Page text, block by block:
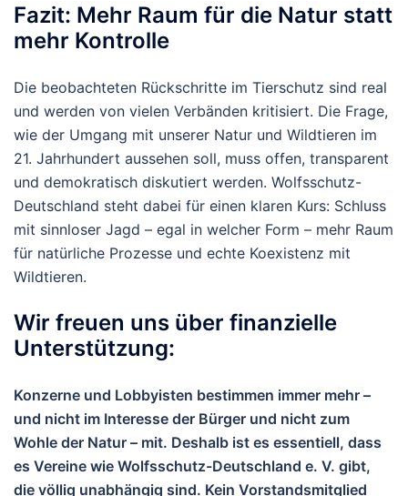
Fazit: Mehr Raum für die Natur statt
mehr Kontrolle
Die beobachteten Rückschritte im Tierschutz sind real
und werden von vielen Verbänden kritisiert. Die Frage,
wie der Umgang mit unserer Natur und Wildtieren im
21. Jahrhundert aussehen soll, muss offen, transparent
und demokratisch diskutiert werden. Wolfsschutz-
Deutschland steht dabei für einen klaren Kurs: Schluss
mit sinnloser Jagd – egal in welcher Form – mehr Raum
für natürliche Prozesse und echte Koexistenz mit
Wildtieren.
Wir freuen uns über finanzielle
Unterstützung:
Konzerne und Lobbyisten bestimmen immer mehr –
und nicht im Interesse der Bürger und nicht zum
Wohle der Natur – mit. Deshalb ist es essentiell, dass
es Vereine wie Wolfsschutz-Deutschland e. V. gibt,
die völlig unabhängig sind. Kein Vorstandsmitglied